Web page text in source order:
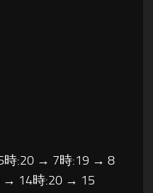
:20 → 7時:19 → 8
→ 14時:20 → 15